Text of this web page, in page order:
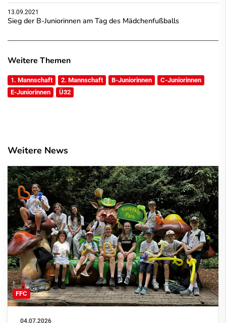
13.09.2021
Sieg der B-Juniorinnen am Tag des Mädchenfußballs
Weitere Themen
1. Mannschaft 2. Mannschaft B-Juniorinnen
C-Juniorinnen
E-Juniorinnen
Ü32
Weitere News
FFC
04.07.2026